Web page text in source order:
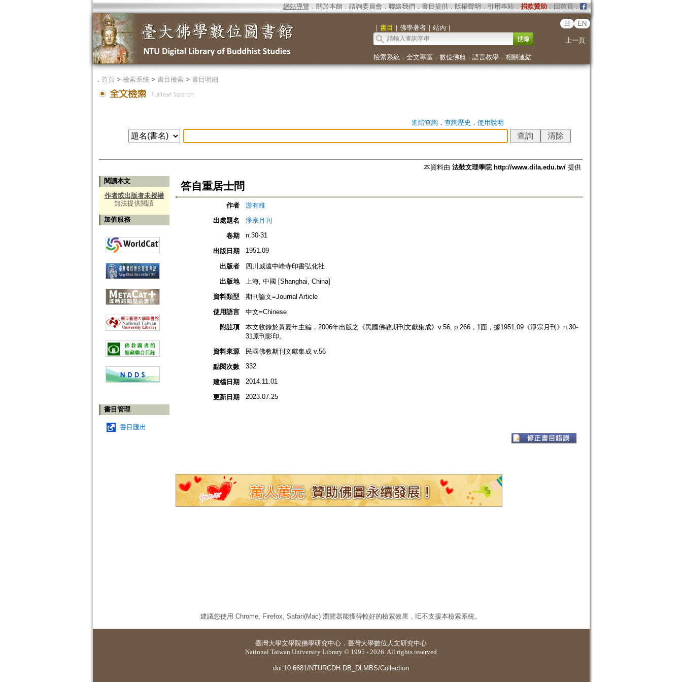
網站導覽 ． 關於本館． 諮詢委員會． 聯絡我們 ． 書目提供． 版權聲明 ． 引用本站． 捐款贊助．回首頁．
｜ 書目 ｜ 佛學著者｜ 站內 ｜
日 EN
上一頁
檢索系統． 全文專區 ． 數位佛典． 語言教學． 相關連結
． 首頁> 檢索系統> 書目檢索> 書目明細
進階查詢． 查詢歷史 ． 使用說明
本資料由 法鼓文理學院 http://www.dila.edu.tw/提供
閱讀本文
作者或出版者未授權
無法提供閱讀
加值服務
書目管理
書目匯出
答自重居士問
作者
游有維
出處題名
淨宗月刊
卷期
n.30-31
出版日期 1951.09
出版者
四川威遠中峰寺印書弘化社
出版地
上海, 中國 [Shanghai, China]
資料類型
期刊論文=Journal Article
使用語言
中文=Chinese
附註項
本文收錄於黃夏年主編，2006年出版之《民國佛教期刊文獻集成》v.56, p.266，1面，據1951.09《淨宗月刊》n.30-
31原刊影印。
資料來源
民國佛教期刊文獻集成 v.56
點閱次數
332
建檔日期 2014.11.01
更新日期 2023.07.25
建議您使用 Chrome, Firefox, Safari(Mac) 瀏覽器能獲得較好的檢索效果，IE不支援本檢索系統。
臺灣大學文學院佛學研究中心 ． 臺灣大學數位人文研究中心
National Taiwan University Library © 1995 - 2026. All rights reserved
doi:10.6681/NTURCDH.DB_DLMBS/Collection